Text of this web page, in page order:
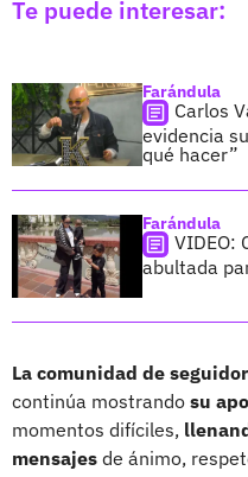
Te puede interesar:
Farándula
Carlos
evidencia
qué hacer”
Farándula
VIDEO:
abultada
La comunidad de
continúa mostrando su
momentos difíciles,
mensajes de ánimo,